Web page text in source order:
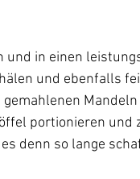
und in einen
und ebenfalls
portionieren
denn so lange